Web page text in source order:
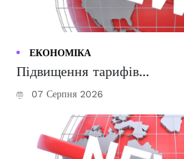
ЕКОНОМІКА
Підвищення тарифів...
07 Серпня 2026